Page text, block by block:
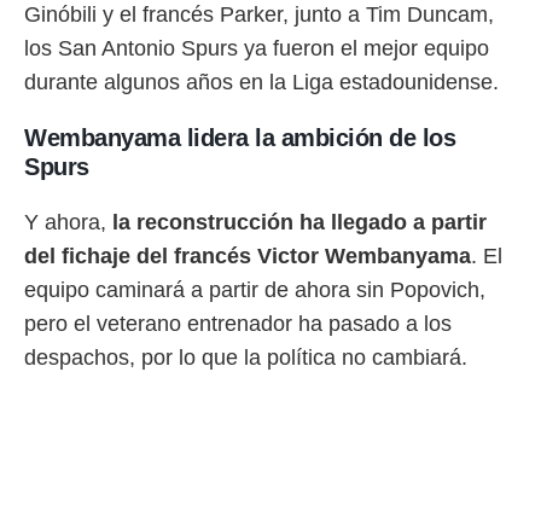
únicos
como
sitio
IP
de
posible
Ginóbili y el francés Parker, junto a Tim Duncam,
los San Antonio Spurs ya fueron el mejor equipo
durante algunos años en la Liga estadounidense.
Wembanyama lidera la ambición de los
Spurs
Y ahora, la reconstrucción ha llegado a partir
del fichaje del francés Victor Wembanyama. El
equipo caminará a partir de ahora sin Popovich,
pero el veterano entrenador ha pasado a los
despachos, por lo que la política no cambiará.